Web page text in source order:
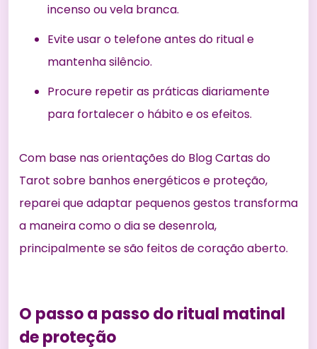
incenso ou vela branca.
Evite usar o telefone antes do ritual e
mantenha silêncio.
Procure repetir as práticas diariamente
para fortalecer o hábito e os efeitos.
Com base nas orientações do Blog Cartas do
Tarot sobre banhos energéticos e proteção,
reparei que adaptar pequenos gestos transforma
a maneira como o dia se desenrola,
principalmente se são feitos de coração aberto.
O passo a passo do ritual matinal
de proteção